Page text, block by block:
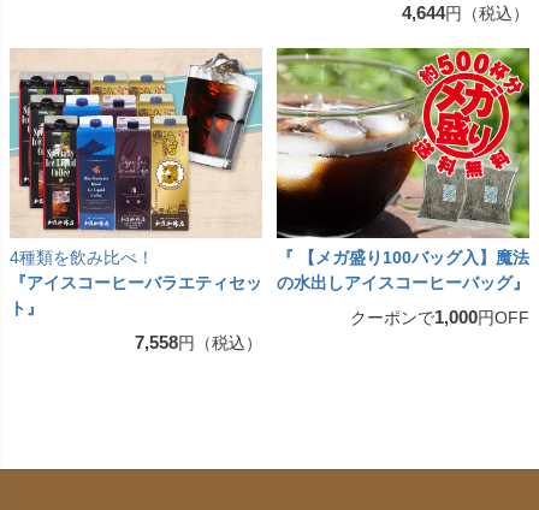
4,644円（税込）
4種類を飲み比べ！
『アイスコーヒーバラエティセッ
ト』
7,558円（税込）
『 【メガ盛り100バッグ入】魔法
の水出しアイスコーヒーバッグ』
クーポンで1,000円OFF